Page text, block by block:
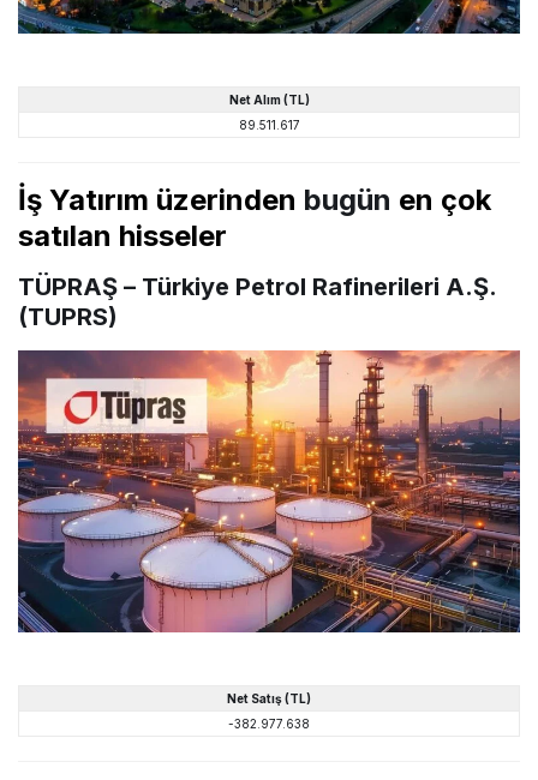
Net Alım(TL)
89.511.617
İş Yatırım üzerinden bugün en çok
satılan hisseler
TÜPRAŞ – Türkiye Petrol Rafinerileri A.Ş.
(TUPRS)
Net Satış(TL)
-382.977.638